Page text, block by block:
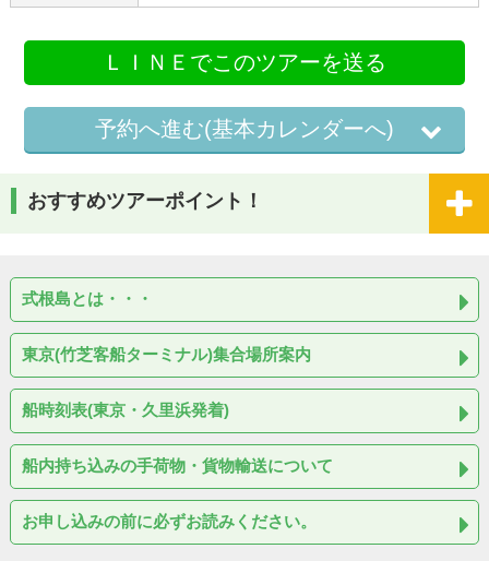
ＬＩＮＥでこのツアーを送る
予約へ進む(基本カレンダーへ)
おすすめツアーポイント！
式根島とは・・・
東京(竹芝客船ターミナル)集合場所案内
船時刻表(東京・久里浜発着)
船内持ち込みの手荷物・貨物輸送について
お申し込みの前に必ずお読みください。